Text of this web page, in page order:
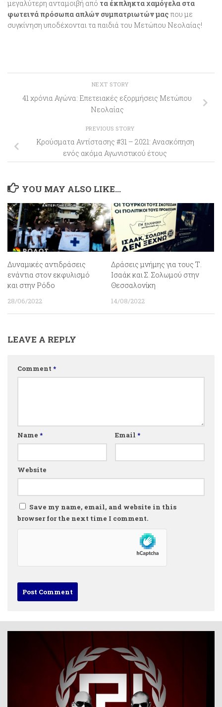
μεγαλύτερη ανταμοιβή από τα έκπληκτα χαμόγελα στα
φωτεινά πρόσωπα απλών συμπατριωτών μας που με
συγκίνηση υποδέχονται τα παιδιά του Μετώπου Νεολαίας!
NEXT STORY
41 χρόνια Αγώνα: Επετειακές εξορμήσεις Μετώπου
Νεολαίας
PREVIOUS STORY
Κρούσματα Αντίστασης #31 – 2021: Ανασκόπηση
ενός ακόμα Αγωνιστικού έτους
YOU MAY ALSO LIKE...
Δυναμικές αντιδράσεις
ενάντια στον εκφυλισμό
και στην Ρόδο
28/06/2022
Δράσεις μνήμης για τους Τ.
Ισαάκ και Σ. Σολωμού στην
Θεσσαλονίκη
14/08/2022
LEAVE A REPLY
Comment *
Name * Email *
Website
Save my name, email, and website in this
browser for the next time I comment.